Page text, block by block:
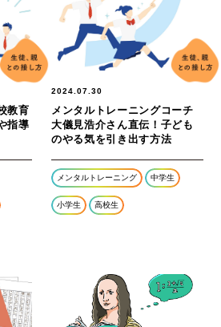
教育
指導
2024.07.30
メンタルトレーニングコーチ
大儀見浩介さん直伝！子ども
のやる気を引き出す方法
メンタルトレーニング 中学生
小学生 高校生